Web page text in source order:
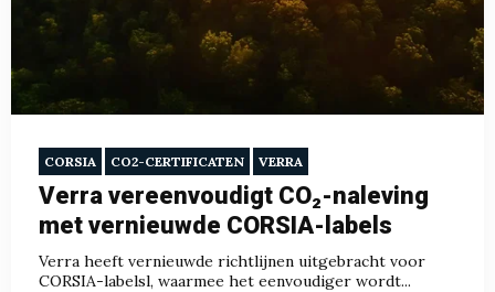
CORSIA CO2-CERTIFICATEN VERRA
Verra vereenvoudigt CO₂-naleving
met vernieuwde CORSIA-labels
Verra heeft vernieuwde richtlijnen uitgebracht voor
CORSIA-labelsl, waarmee het eenvoudiger wordt...